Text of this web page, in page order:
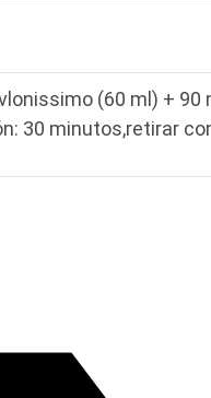
(60 ml) + 90
30 minutos,retirar